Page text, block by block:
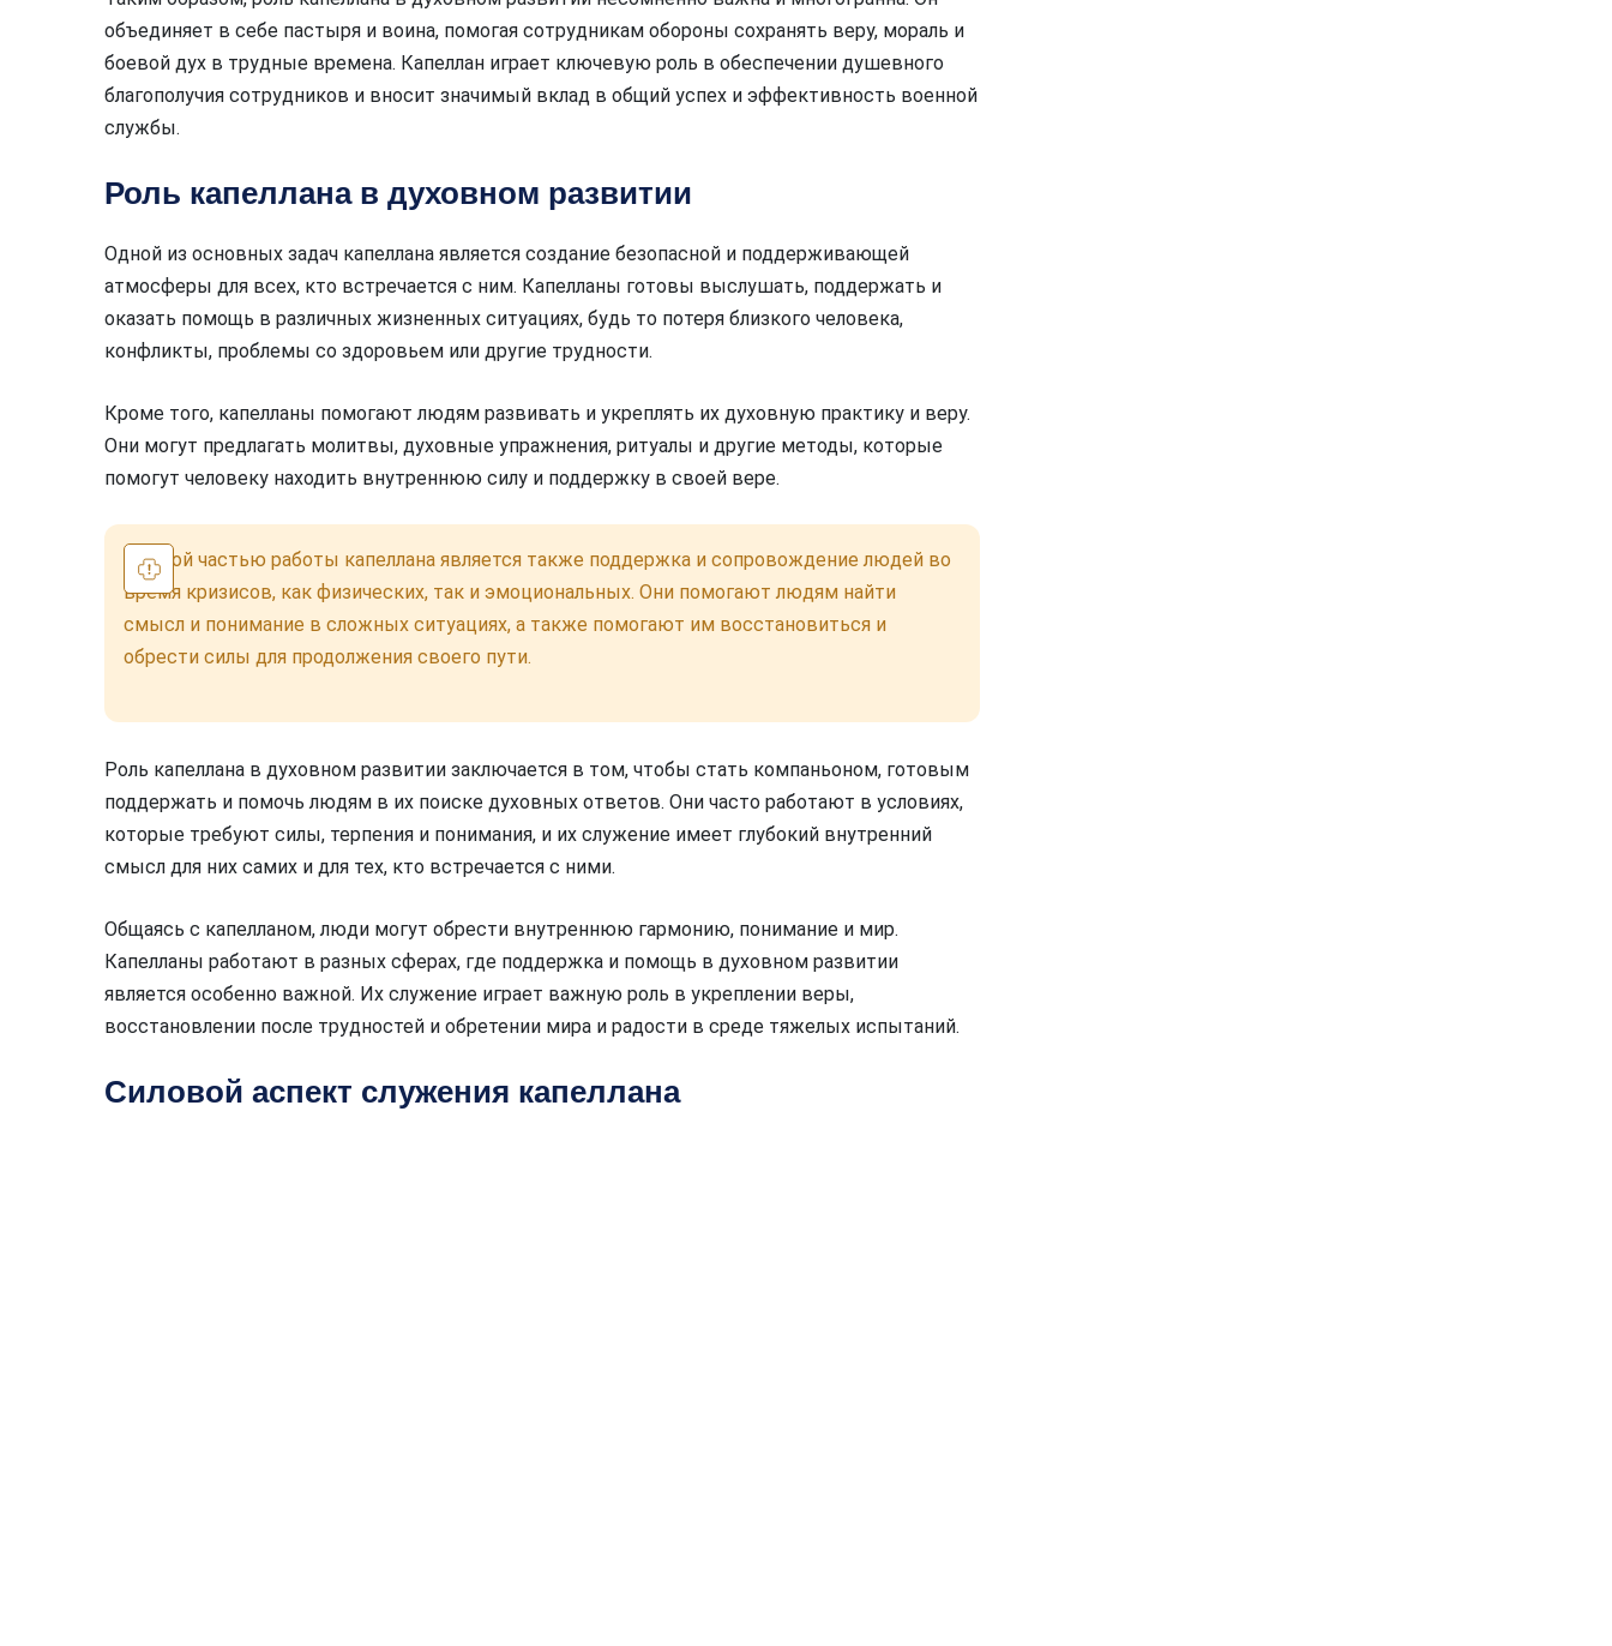
объединяет в себе пастыря и воина, помогая сотрудникам обороны сохранять веру, мораль и
боевой дух в трудные времена. Капеллан играет ключевую роль в обеспечении душевного
благополучия сотрудников и вносит значимый вклад в общий успех и эффективность военной
службы.
Роль капеллана в духовном развитии
Одной из основных задач капеллана является создание безопасной и поддерживающей
атмосферы для всех, кто встречается с ним. Капелланы готовы выслушать, поддержать и
оказать помощь в различных жизненных ситуациях, будь то потеря близкого человека,
конфликты, проблемы со здоровьем или другие трудности.
Кроме того, капелланы помогают людям развивать и укреплять их духовную практику и веру.
Они могут предлагать молитвы, духовные упражнения, ритуалы и другие методы, которые
помогут человеку находить внутреннюю силу и поддержку в своей вере.
Важной частью работы капеллана является также поддержка и сопровождение людей во
время кризисов, как физических, так и эмоциональных. Они помогают людям найти
смысл и понимание в сложных ситуациях, а также помогают им восстановиться и
обрести силы для продолжения своего пути.
Роль капеллана в духовном развитии заключается в том, чтобы стать компаньоном, готовым
поддержать и помочь людям в их поиске духовных ответов. Они часто работают в условиях,
которые требуют силы, терпения и понимания, и их служение имеет глубокий внутренний
смысл для них самих и для тех, кто встречается с ними.
Общаясь с капелланом, люди могут обрести внутреннюю гармонию, понимание и мир.
Капелланы работают в разных сферах, где поддержка и помощь в духовном развитии
является особенно важной. Их служение играет важную роль в укреплении веры,
восстановлении после трудностей и обретении мира и радости в среде тяжелых испытаний.
Силовой аспект служения капеллана